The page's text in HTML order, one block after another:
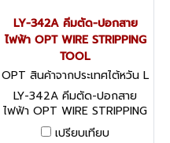
LY-342A คีมตัด-ปอกสาย
ไฟฟ้า OPT WIRE STRIPPING
TOOL
OPT สินค้าจากประเทศไต้หวัน L
Y-342A
LY-342A คีมตัด-ปอกสาย
ไฟฟ้า OPT WIRE STRIPPING
TOOL
เปรียบเทียบ